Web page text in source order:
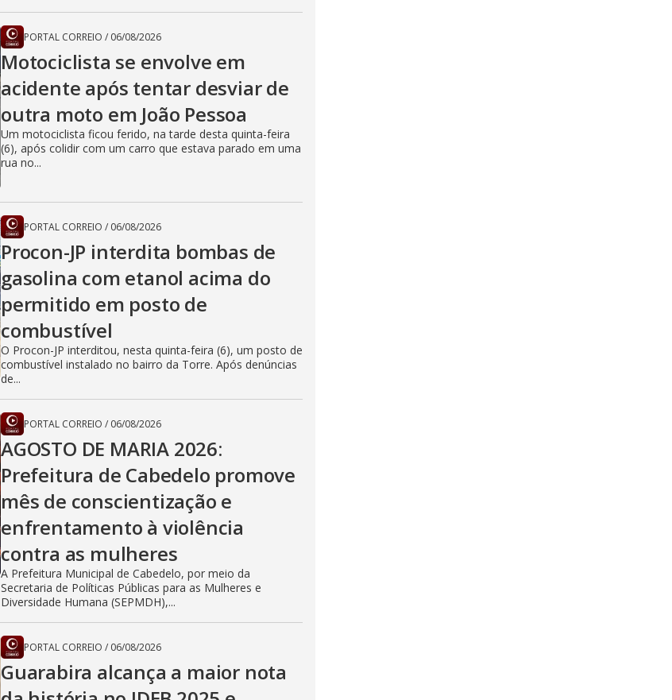
PORTAL CORREIO / 06/08/2026
Motociclista se envolve em
acidente após tentar desviar de
outra moto em João Pessoa
Um motociclista ficou ferido, na tarde desta quinta-feira
(6), após colidir com um carro que estava parado em uma
rua no...
PORTAL CORREIO / 06/08/2026
Procon-JP interdita bombas de
gasolina com etanol acima do
permitido em posto de
combustível
O Procon-JP interditou, nesta quinta-feira (6), um posto de
combustível instalado no bairro da Torre. Após denúncias
de...
PORTAL CORREIO / 06/08/2026
AGOSTO DE MARIA 2026:
Prefeitura de Cabedelo promove
mês de conscientização e
enfrentamento à violência
contra as mulheres
A Prefeitura Municipal de Cabedelo, por meio da
Secretaria de Políticas Públicas para as Mulheres e
Diversidade Humana (SEPMDH),...
PORTAL CORREIO / 06/08/2026
Guarabira alcança a maior nota